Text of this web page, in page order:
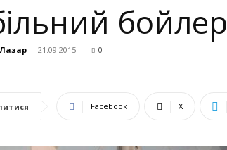
бойлер
- 21.09.2015 0
Facebook X